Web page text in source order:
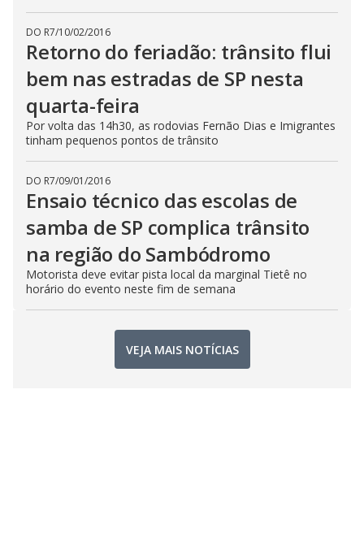
DO R7/10/02/2016
Retorno do feriadão: trânsito flui
bem nas estradas de SP nesta
quarta-feira
Por volta das 14h30, as rodovias Fernão Dias e Imigrantes
tinham pequenos pontos de trânsito
DO R7/09/01/2016
Ensaio técnico das escolas de
samba de SP complica trânsito
na região do Sambódromo
Motorista deve evitar pista local da marginal Tietê no
horário do evento neste fim de semana
VEJA MAIS NOTÍCIAS